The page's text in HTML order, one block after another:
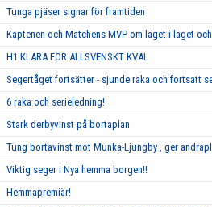
Tunga pjäser signar för framtiden
Kaptenen och Matchens MVP om läget i laget
H1 KLARA FÖR ALLSVENSKT KVAL
Segertåget fortsätter - sjunde raka och fortsatt
6 raka och serieledning!
Stark derbyvinst på bortaplan
Tung bortavinst mot Munka-Ljungby , ger
Viktig seger i Nya hemma borgen!!
Hemmapremiär!